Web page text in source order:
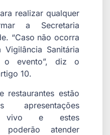
realizar qualquer
a Secretaria
“Caso não ocorra
Sanitária
o evento”, diz o
10.
restaurantes estão
apresentações
vivo e estes
poderão atender